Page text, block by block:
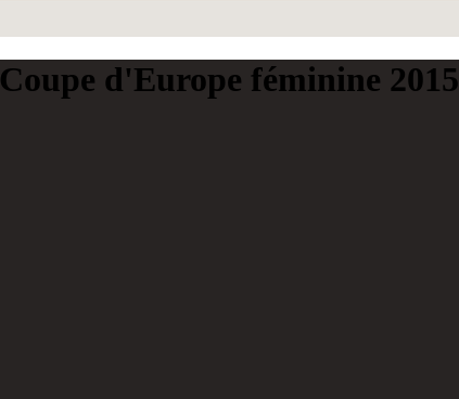
Coupe d'Europe féminine 2015